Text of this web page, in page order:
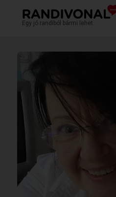
Egy jó randiból bármi lehet.